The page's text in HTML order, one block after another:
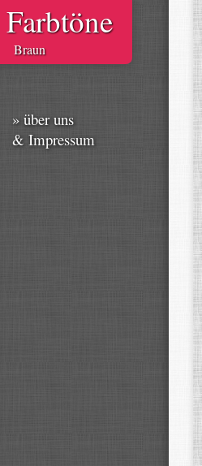
Farbtöne
Braun
» über uns
& Impressum